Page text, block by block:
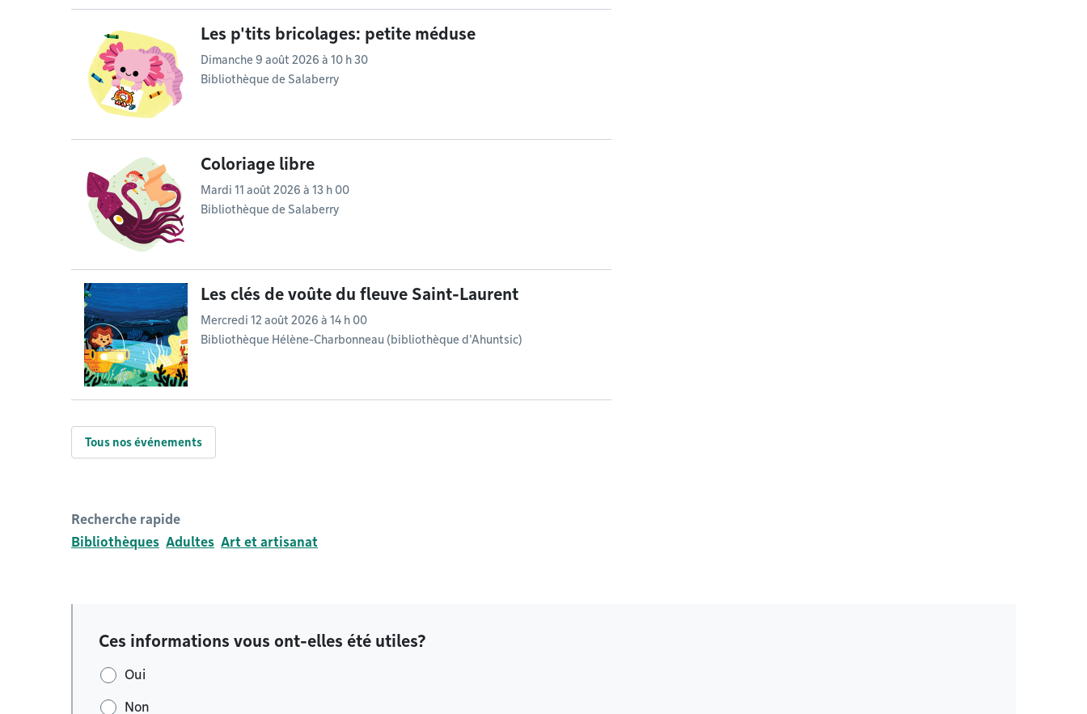
Les p'tits bricolages: petite méduse
Dimanche 9 août 2026 à 10 h 30
Bibliothèque de Salaberry
Coloriage libre
Mardi 11 août 2026 à 13 h 00
Bibliothèque de Salaberry
Les clés de voûte du fleuve Saint-Laurent
Mercredi 12 août 2026 à 14 h 00
Bibliothèque Hélène-Charbonneau (bibliothèque d'Ahuntsic)
Tous nos événements
Recherche rapide
Bibliothèques Adultes Art et artisanat
Ces informations vous ont-elles été utiles?
Oui
Non